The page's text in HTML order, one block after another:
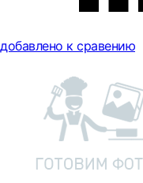
добавлено к сравению